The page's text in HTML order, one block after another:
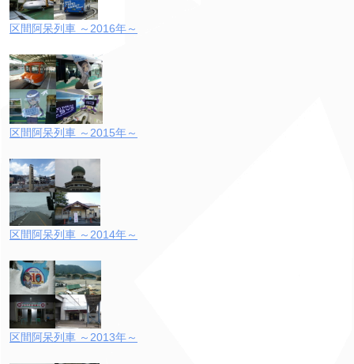
区間阿呆列車 ～2016年～
区間阿呆列車 ～2015年～
区間阿呆列車 ～2014年～
区間阿呆列車 ～2013年～